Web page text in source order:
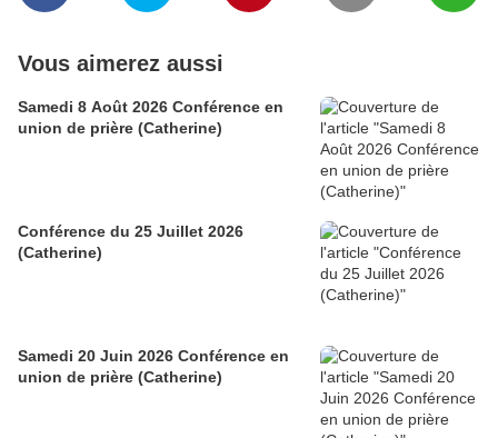
Vous aimerez aussi
Samedi 8 Août 2026 Conférence en
union de prière (Catherine)
Conférence du 25 Juillet 2026
(Catherine)
Samedi 20 Juin 2026 Conférence en
union de prière (Catherine)